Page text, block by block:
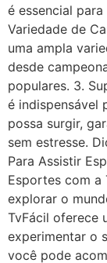
é essencial
Variedade de
uma ampla
desde
populares. 3.
é indispensável
possa surgir,
sem estresse.
Para Assistir
Esportes com a
explorar o
TvFácil oferece
experimentar o
você pode